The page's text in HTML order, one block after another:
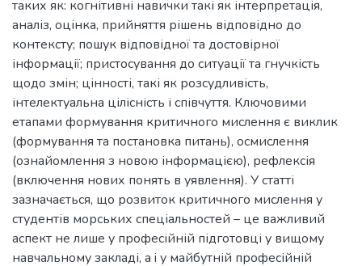
таких як: когнітивні навички такі як інтерпретація,
аналіз, оцінка, прийняття рішень відповідно до
контексту; пошук відповідної та достовірної
інформації; пристосування до ситуації та гнучкість
щодо змін; цінності, такі як розсудливість,
інтелектуальна цілісність і співчуття. Ключовими
етапами формування критичного мислення є виклик
(формування та постановка питань), осмислення
(ознайомлення з новою інформацією), рефлексія
(включення нових понять в уявлення). У статті
зазначається, що розвиток критичного мислення у
студентів морських спеціальностей – це важливий
аспект не лише у професійній підготовці у вищому
навчальному закладі, а i у майбутній професійній